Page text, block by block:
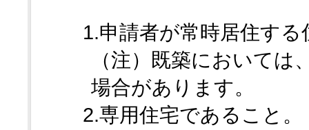
1.申請者が常時居住す
（注）既築において
場合があります。
2.専用住宅であること。